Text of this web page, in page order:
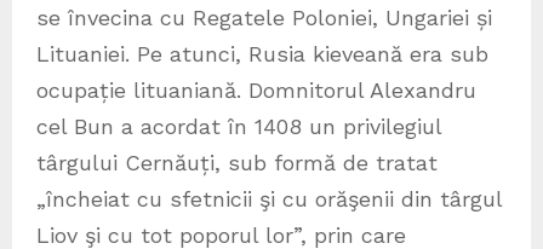
se învecina cu Regatele Poloniei, Ungariei și
Lituaniei. Pe atunci, Rusia kieveană era sub
ocupație lituaniană. Domnitorul Alexandru
cel Bun a acordat în 1408 un privilegiul
târgului Cernăuți, sub formă de tratat
„încheiat cu sfetnicii şi cu orăşenii din târgul
Liov şi cu tot poporul lor”, prin care